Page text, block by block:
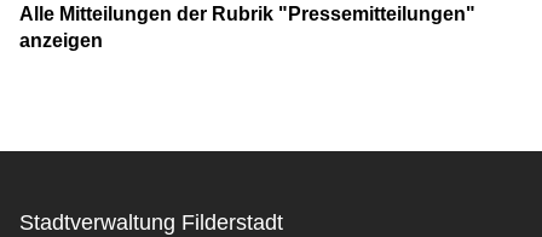
Alle Mitteilungen der Rubrik "Pressemitteilungen"
anzeigen
Stadtverwaltung Filderstadt